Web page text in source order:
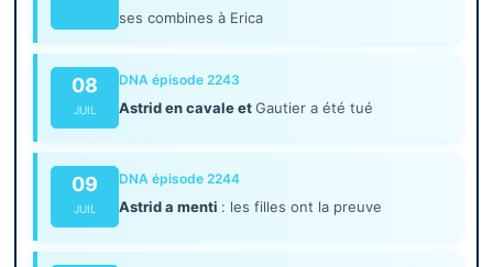
ses combines à Erica
08
JUIL
DNA épisode 2243
Astrid en cavale etGautier a été tué
09
JUIL
DNA épisode 2244
Astrid a menti : les filles ont la preuve